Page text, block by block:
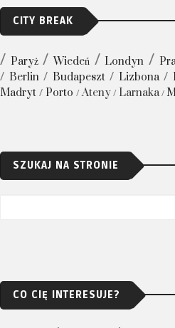
CITY BREAK
Paryż Wiedeń Londyn
Berlin
Budapeszt Lizbona
Madryt
Porto Ateny Larnaka
SZUKAJ NA STRONIE
CO CIĘ INTERESUJE?